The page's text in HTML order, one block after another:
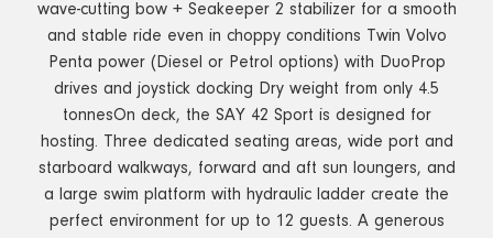
wave-cutting bow + Seakeeper 2 stabilizer for a smooth
and stable ride even in choppy conditions Twin Volvo
Penta power (Diesel or Petrol options) with DuoProp
drives and joystick docking Dry weight from only 4.5
tonnesOn deck, the SAY 42 Sport is designed for
hosting. Three dedicated seating areas, wide port and
starboard walkways, forward and aft sun loungers, and
a large swim platform with hydraulic ladder create the
perfect environment for up to 12 guests. A generous